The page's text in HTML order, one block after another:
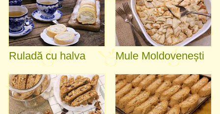
Ruladă cu halva Mule Moldovenești